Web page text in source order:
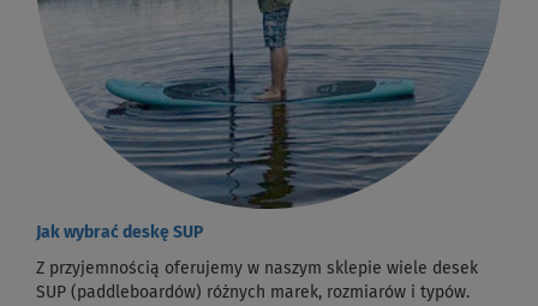
Jak wybrać deskę SUP
Z przyjemnością oferujemy w naszym sklepie wiele desek
SUP (paddleboardów) różnych marek, rozmiarów i typów.